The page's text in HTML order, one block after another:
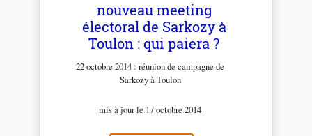
nouveau meeting
électoral de Sarkozy à
Toulon : qui paiera ?
22 octobre 2014 : réunion de campagne de
Sarkozy à Toulon
mis à jour le 17 octobre 2014